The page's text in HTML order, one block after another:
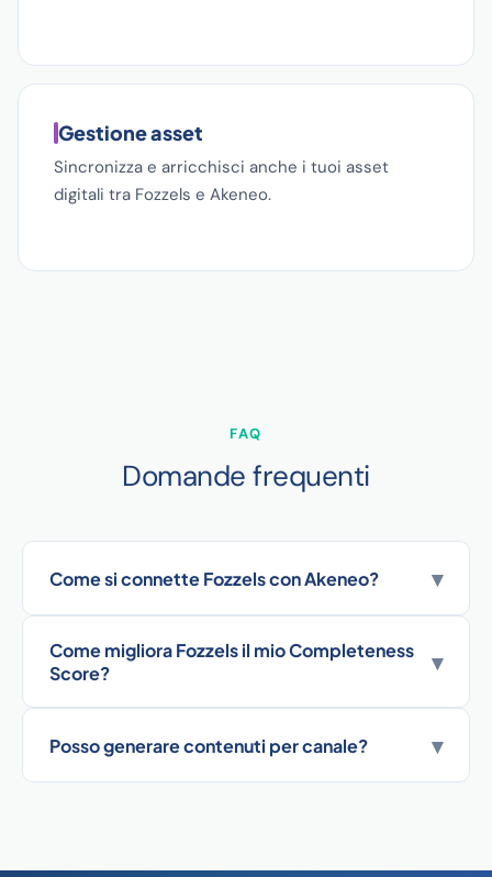
Gestione asset
Sincronizza e arricchisci anche i tuoi asset
digitali tra Fozzels e Akeneo.
FAQ
Domande frequenti
Come si connette Fozzels con Akeneo? ▾
Come migliora Fozzels il mio Completeness
Score?
▾
Posso generare contenuti per canale? ▾